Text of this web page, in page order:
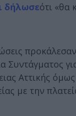
δήλωσεότι «θα
Συντάγματος
Αττικής
με την